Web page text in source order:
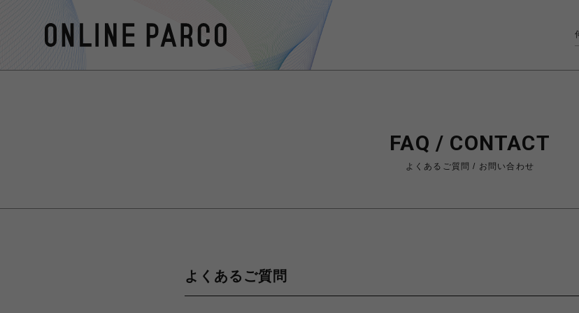
FAQ / CONTACT
よくあるご質問 / お問い合わせ
よくあるご質問